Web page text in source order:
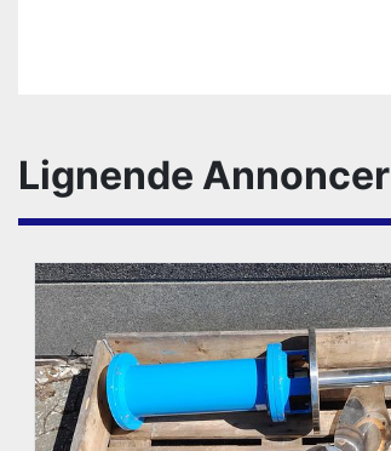
Lignende Annoncer